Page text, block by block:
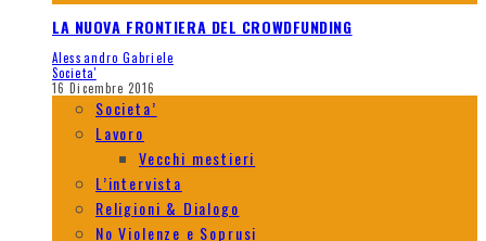
LA NUOVA FRONTIERA DEL CROWDFUNDING
Alessandro Gabriele
Societa'
16 Dicembre 2016
Societa’
Lavoro
Vecchi mestieri
L’intervista
Religioni & Dialogo
No Violenze e Soprusi